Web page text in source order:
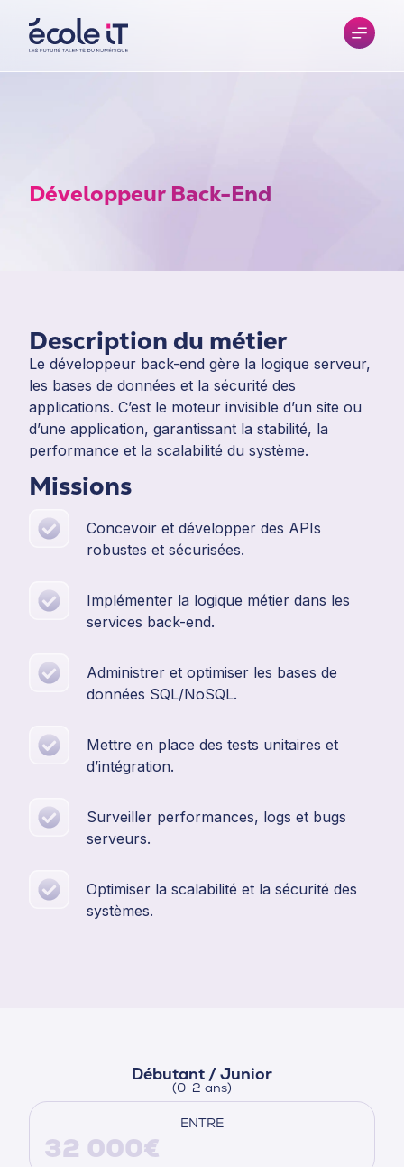
Développeur Back-End
Débutant / Junior
(0-2 ans)
ENTRE
32 000€
Description du métier
Le développeur back-end gère la logique serveur,
les bases de données et la sécurité des
applications. C’est le moteur invisible d’un site ou
d’une application, garantissant la stabilité, la
performance et la scalabilité du système.
Missions
Concevoir et développer des APIs
robustes et sécurisées.
Implémenter la logique métier dans les
services back-end.
Administrer et optimiser les bases de
données SQL/NoSQL.
Mettre en place des tests unitaires et
d’intégration.
Surveiller performances, logs et bugs
serveurs.
Optimiser la scalabilité et la sécurité des
systèmes.